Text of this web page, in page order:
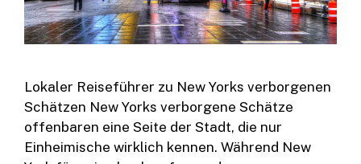
Lokaler Reiseführer zu New Yorks verborgenen
Schätzen New Yorks verborgene Schätze
offenbaren eine Seite der Stadt, die nur
Einheimische wirklich kennen. Während New